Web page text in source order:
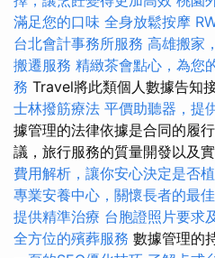
滿足您的口味 全身放鬆按摩
台北會計事務所服務 高雄搬家
搬遷服務 精緻茶會點心，為您
務 Travel將此類個人數據告知
士林撥筋療法 平價助聽器，提
據管理的法律依據是合同的履
議，旅行服務的質量開發以及
費用解析，讓你安心決定是否
專業安養中心，關懷長者的最
提供精準治療 台胞證照片要求
全方位的殯葬服務 數據管理的